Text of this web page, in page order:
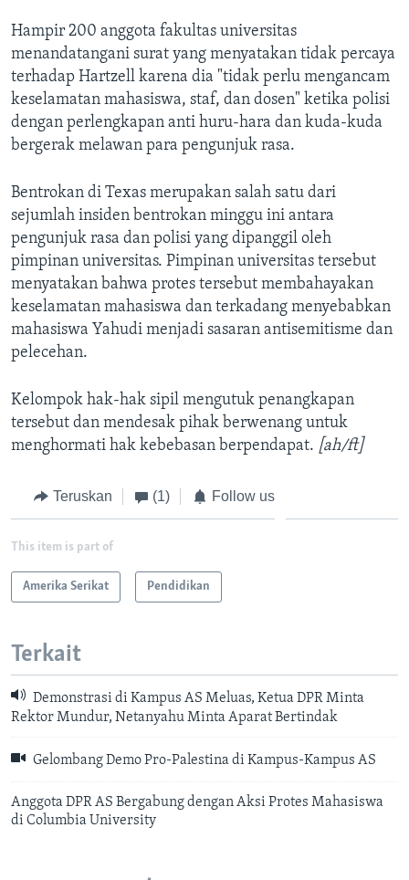
Hampir 200 anggota fakultas universitas
menandatangani surat yang menyatakan tidak percaya
terhadap Hartzell karena dia "tidak perlu mengancam
keselamatan mahasiswa, staf, dan dosen" ketika polisi
dengan perlengkapan anti huru-hara dan kuda-kuda
bergerak melawan para pengunjuk rasa.
Bentrokan di Texas merupakan salah satu dari
sejumlah insiden bentrokan minggu ini antara
pengunjuk rasa dan polisi yang dipanggil oleh
pimpinan universitas. Pimpinan universitas tersebut
menyatakan bahwa protes tersebut membahayakan
keselamatan mahasiswa dan terkadang menyebabkan
mahasiswa Yahudi menjadi sasaran antisemitisme dan
pelecehan.
Kelompok hak-hak sipil mengutuk penangkapan
tersebut dan mendesak pihak berwenang untuk
menghormati hak kebebasan berpendapat. [ah/ft]
Teruskan (1) Follow us
This item is part of
Amerika Serikat Pendidikan
Terkait
Demonstrasi di Kampus AS Meluas, Ketua DPR Minta
Rektor Mundur, Netanyahu Minta Aparat Bertindak
Gelombang Demo Pro-Palestina di Kampus-Kampus AS
Anggota DPR AS Bergabung dengan Aksi Protes Mahasiswa
di Columbia University